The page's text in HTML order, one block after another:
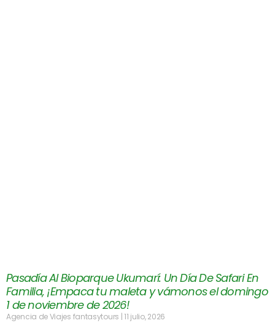
Pasadía Al Bioparque Ukumarí: Un Día De Safari En
Familia, ¡Empaca tu maleta y vámonos el domingo
1 de noviembre de 2026!
Agencia de Viajes fantasytours 11 julio, 2026